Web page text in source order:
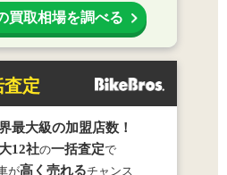
買取相場を調べる
査定
最大級の加盟店数！
12社の一括査定で
が高く売れるチャンス